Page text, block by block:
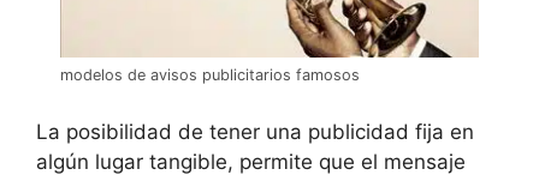
modelos de avisos publicitarios famosos
La posibilidad de tener una publicidad fija en
algún lugar tangible, permite que el mensaje